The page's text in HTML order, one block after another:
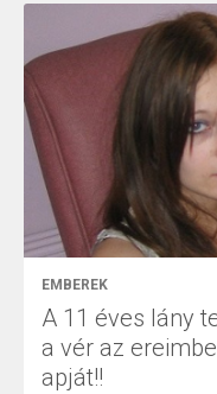
EMBEREK
A 11 éves lány
a vér az
apját!!